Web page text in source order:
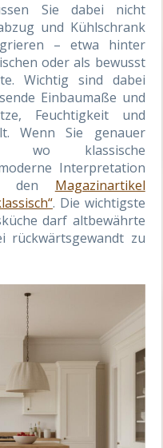
Sie dabei nicht
und Kühlschrank
– etwa hinter
oder als bewusst
Wichtig sind dabei
Einbaumaße und
Feuchtigkeit und
Wenn Sie genauer
wo klassische
Interpretation
den Magazinartikel
. Die wichtigste
darf altbewährte
rückwärtsgewandt zu